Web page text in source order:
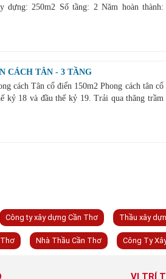
dựng: 250m2 Số tầng: 2 Năm hoàn thành:
CÁCH TÂN - 3 TẦNG
cách Tân cổ điển 150m2 Phong cách tân cổ
kỷ 18 và đầu thế kỷ 19. Trải qua thăng trầm
Công ty xây dựng Cần Thơ Thầu xây
Nhà Thầu Cần Thơ Công Ty
VỊ TRÍ